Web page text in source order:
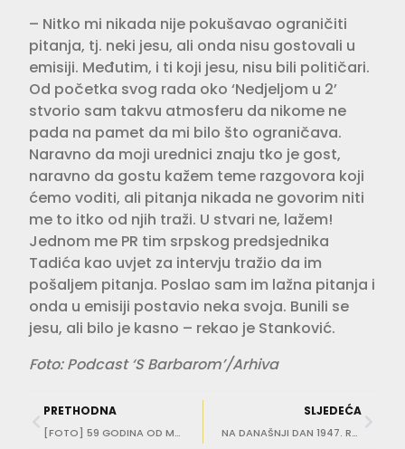
– Nitko mi nikada nije pokušavao ograničiti
pitanja, tj. neki jesu, ali onda nisu gostovali u
emisiji. Međutim, i ti koji jesu, nisu bili političari.
Od početka svog rada oko ‘Nedjeljom u 2’
stvorio sam takvu atmosferu da nikome ne
pada na pamet da mi bilo što ograničava.
Naravno da moji urednici znaju tko je gost,
naravno da gostu kažem teme razgovora koji
ćemo voditi, ali pitanja nikada ne govorim niti
me to itko od njih traži. U stvari ne, lažem!
Jednom me PR tim srpskog predsjednika
Tadića kao uvjet za intervju tražio da im
pošaljem pitanja. Poslao sam im lažna pitanja i
onda u emisiji postavio neka svoja. Bunili se
jesu, ali bilo je kasno – rekao je Stanković.
Foto: Podcast ‘S Barbarom’/Arhiva
PRETHODNA
[FOTO] 59 GODINA OD MATURE Opet se okupili učenici Elektrotehničke škole!
SLJEDEĆA
NA DANAŠNJI DAN 1947. Rođen povjesničar, pisac i političar Ivo Banac